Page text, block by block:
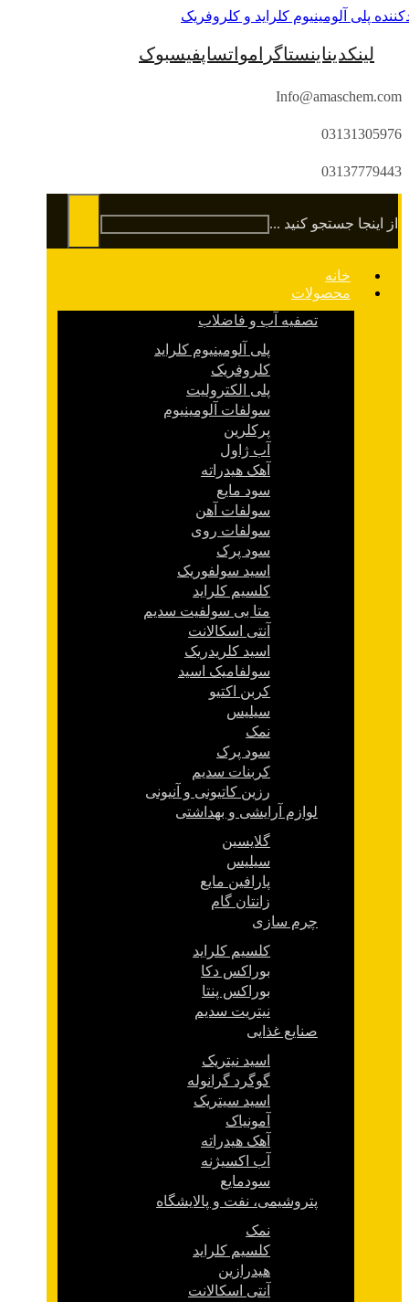
لینکدیناینستاگرامواتساپفیسبوک
Info@amaschem.com
03131305976
03137779443
از اینجا جستجو کنید ...
خانه
محصولات
تصفیه آب و فاضلاب
پلی آلومینیوم کلراید
کلروفریک
پلی الکترولیت
سولفات آلومینیوم
پرکلرین
آب ژاول
آهک هیدراته
سود مایع
سولفات آهن
سولفات روی
سود پرک
اسید سولفوریک
کلسیم کلراید
متا بی سولفیت سدیم
آنتی اسکالانت
اسید کلریدریک
سولفامیک اسید
کربن اکتیو
سیلیس
نمک
سود پرک
کربنات سدیم
رزین کاتیونی و آنیونی
لوازم آرایشی و بهداشتی
گلایسین
سیلیس
پارافین مایع
زانتان گام
چرم سازی
کلسیم کلراید
بوراکس دکا
بوراکس پنتا
نیتریت سدیم
صنایع غذایی
اسید نیتریک
گوگرد گرانوله
اسید سیتریک
آمونیاک
آهک هیدراته
آب اکسیژنه
سودمایع
پتروشیمی، نفت و پالایشگاه
نمک
کلسیم کلراید
هیدرازین
آنتی اسکالانت